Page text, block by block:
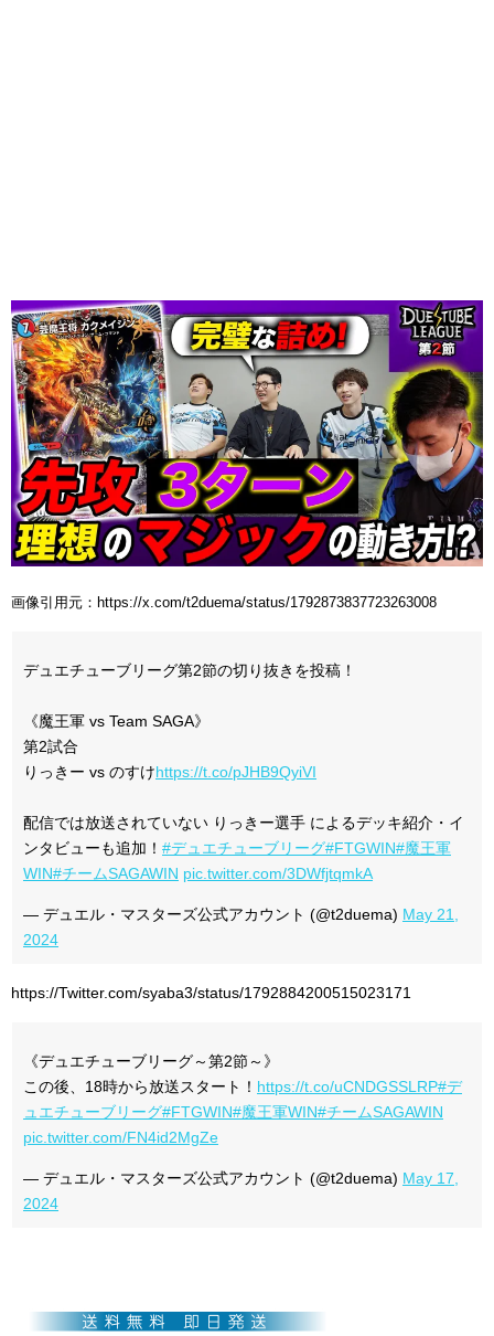
画像引用元：https://x.com/t2duema/status/1792873837723263008
デュエチューブリーグ第2節の切り抜きを投稿！
《魔王軍 vs Team SAGA》
第2試合
りっきー vs のすけhttps://t.co/pJHB9QyiVI
配信では放送されていない りっきー選手 によるデッキ紹介・イ
ンタビューも追加！ #デュエチューブリーグ#FTGWIN#魔王軍
WIN#チームSAGAWIN pic.twitter.com/3DWfjtqmkA
— デュエル・マスターズ公式アカウント (@t2duema) May 21,
2024
https://Twitter.com/syaba3/status/1792884200515023171
《デュエチューブリーグ～第2節～》
この後、18時から放送スタート！ https://t.co/uCNDGSSLRP#デ
ュエチューブリーグ#FTGWIN#魔王軍WIN#チームSAGAWIN
pic.twitter.com/FN4id2MgZe
— デュエル・マスターズ公式アカウント (@t2duema) May 17,
2024